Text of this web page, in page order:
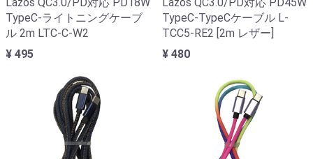
TypeC-ライトニングケーブ
ル 2m LTC-C-W2
¥ 495
TypeC-TypeCケーブル L-
TCC5-RE2 [2m レザー]
¥ 480